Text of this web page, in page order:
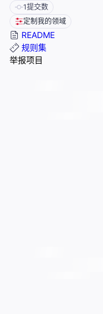
1提交数
定制我的领域
README
规则集
举报项目